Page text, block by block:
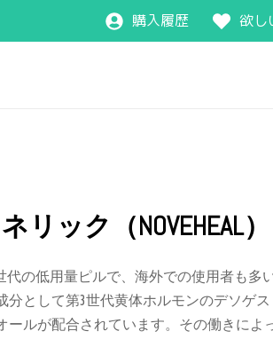
購入履歴 欲し
ック（NOVEHEAL
代の低用量ピルで、海外での使用者も多
分として第3世代黄体ホルモンのデソゲ
ールが配合されています。その働きによ